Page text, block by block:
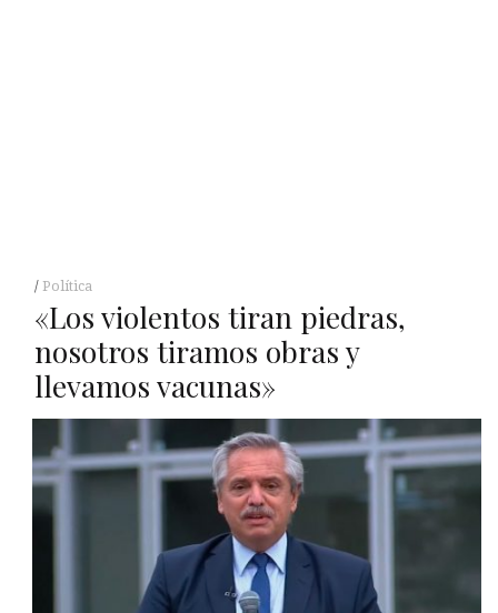
Política
«Los violentos tiran piedras,
nosotros tiramos obras y
llevamos vacunas»